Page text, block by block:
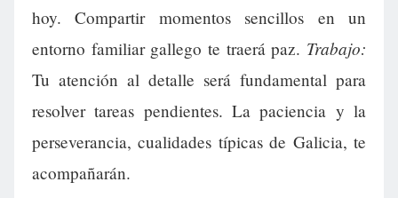
hoy. Compartir momentos sencillos en un
entorno familiar gallego te traerá paz. Trabajo:
Tu atención al detalle será fundamental para
resolver tareas pendientes. La paciencia y la
perseverancia, cualidades típicas de Galicia, te
acompañarán.